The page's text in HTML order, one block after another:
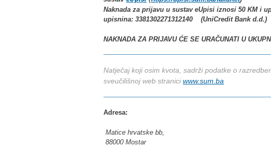
Naknada za prijavu u sustav eUpisi iznosi 50 KM i
upisnina: 3381302271312140 (UniCredit Bank d.d.)
NAKNADA ZA PRIJAVU ĆE SE URAČUNATI U
Natječaj koji osim kvota, sadrži podatke o
sveučilišnoj web straniciwww.sum.ba
Adresa:
Matice hrvatske bb,
88000 Mostar